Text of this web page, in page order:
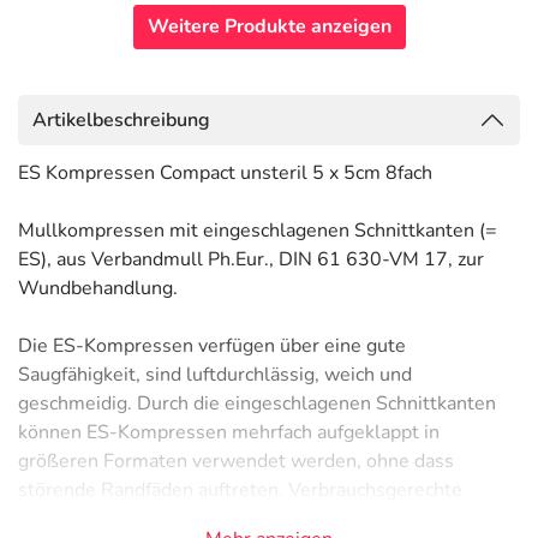
Weitere Produkte anzeigen
Artikelbeschreibung
ES Kompressen Compact unsteril 5 x 5cm 8fach
Mullkompressen mit eingeschlagenen Schnittkanten (=
ES), aus Verbandmull Ph.Eur., DIN 61 630-VM 17, zur
Wundbehandlung.
Die ES-Kompressen verfügen über eine gute
Saugfähigkeit, sind luftdurchlässig, weich und
geschmeidig. Durch die eingeschlagenen Schnittkanten
können ES-Kompressen mehrfach aufgeklappt in
größeren Formaten verwendet werden, ohne dass
störende Randfäden auftreten. Verbrauchsgerechte